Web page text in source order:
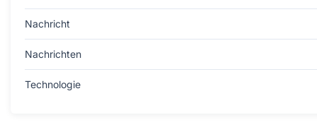
Nachricht
Nachrichten
Technologie